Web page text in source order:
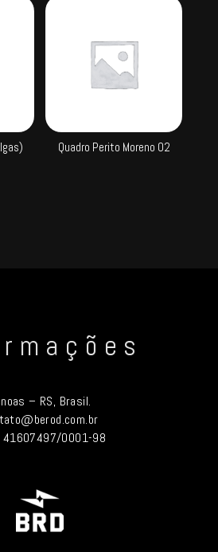
Quadro Perito Moreno 02
– RS, Brasil.
41607497/0001-98